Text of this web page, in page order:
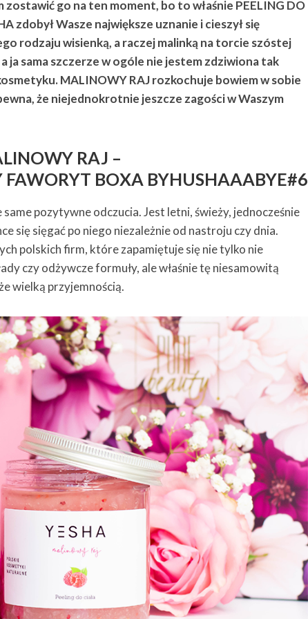
zostawić go na ten moment, bo to właśnie PEELING DO
zdobył Wasze największe uznanie i cieszył się
rodzaju wisienką, a raczej malinką na torcie szóstej
ja sama szczerze w ogóle nie jestem zdziwiona tak
MALINOWY RAJ rozkochuje bowiem w sobie
że niejednokrotnie jeszcze zagości w Waszym
RAJ –
BOXA BYHUSHAAABYE#6
same pozytywne odczucia. Jest letni, świeży, jednocześnie
się sięgać po niego niezależnie od nastroju czy dnia.
polskich firm, które zapamiętuje się nie tylko nie
czy odżywcze formuły, ale właśnie tę niesamowitą
wielką przyjemnością.